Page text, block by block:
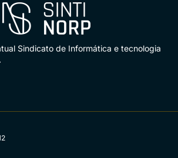
Sindicato de Informática e tecnologia